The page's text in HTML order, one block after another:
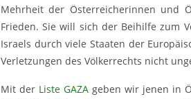
Mehrheit der Österreicherinnen und
Frieden. Sie will sich der Beihilfe zum
Israels durch viele Staaten der
Verletzungen des Völkerrechts nicht
Mit der Liste GAZA geben wir jenen in